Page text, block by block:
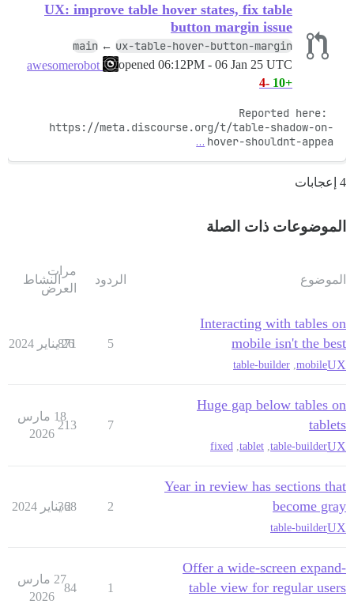
UX: improve table hover states, fix table
button margin issue
main ← ux-table-hover-button-margin
opened 06:12PM - 06 Jan 25 UTC
+10
-4
Reported here:
https://meta.discourse.org/t/table-shadow-on-
hover-shouldnt-appea
…
4 إعجابات
الموضوعات ذات الصلة
الموضوع الردود
مرات
العرض
النشاط
Interacting with tables on
mobile isn't the best
UX
mobile
,
table-builder
5
871
26 يناير 2024
Huge gap below tables on
tablets
UX
table-builder
,
tablet
,
fixed
7
213
18 مارس
2026
Year in review has sections that
become gray
UX
table-builder
2
368
2 يناير 2024
Offer a wide-screen expand-
table view for regular users
1
84
27 مارس
2026